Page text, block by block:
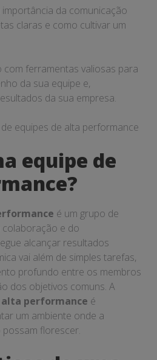
da comunicação
claras e como cultivar um
ferramentas valiosas para
da sua equipe e,
da sua empresa.
equipe de
é um grupo de
colaboração e do
alcançar resultados
vai além de simples tarefas,
profundo entre os membros
dos objetivos comuns. A
alta performance é
um ambiente onde a
florescer.